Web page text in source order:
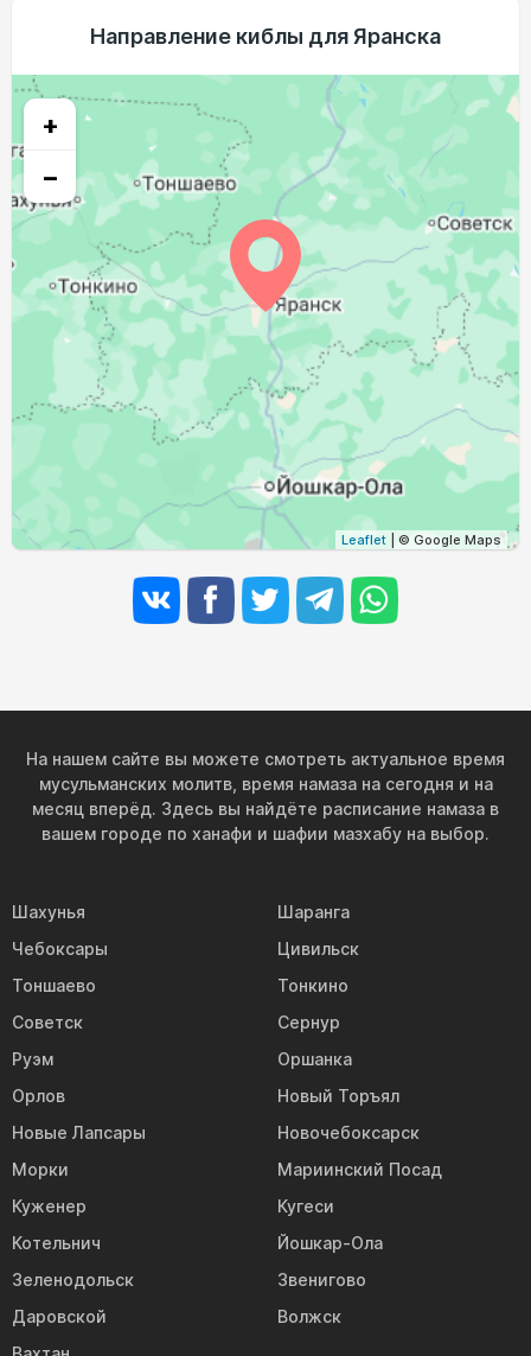
04:37 15:41 21:11
02:19 04:39 11:50 15:40
28, Пт 02:23 04:41 11:50 15:38 18:57 21:03
29, Сб 02:26 04:43 11:49 15:36 18:54 21:00
30, Вс 02:30 04:45 11:49 15:35 18:52 20:56
31, Пн 02:33 04:48 11:49 15:33 18:49 20:52
Направление киблы для Яранска
+
−
Leaflet | © Google Maps
На нашем сайте вы можете смотреть актуальное время
мусульманских молитв, время намаза на сегодня и на
месяц вперёд. Здесь вы найдёте расписание намаза в
вашем городе по ханафи и шафии мазхабу на выбор.
Шахунья
Шаранга
Чебоксары
Цивильск
Тоншаево
Тонкино
Советск
Сернур
Руэм
Оршанка
Орлов
Новый Торъял
Новые Лапсары
Новочебоксарск
Морки
Мариинский Посад
Куженер
Кугеси
Котельнич
Йошкар-Ола
Зеленодольск
Звенигово
Даровской
Волжск